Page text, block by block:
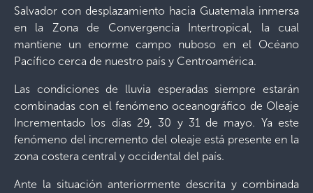
Salvador con desplazamiento hacia Guatemala inmersa
en la Zona de Convergencia Intertropical, la cual
mantiene un enorme campo nuboso en el Océano
Pacífico cerca de nuestro país y Centroamérica.
Las condiciones de lluvia esperadas siempre estarán
combinadas con el fenómeno oceanográfico de Oleaje
Incrementado los días 29, 30 y 31 de mayo. Ya este
fenómeno del incremento del oleaje está presente en la
zona costera central y occidental del país.
Ante la situación anteriormente descrita y combinada